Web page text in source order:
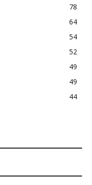
78
64
54
52
49
49
44